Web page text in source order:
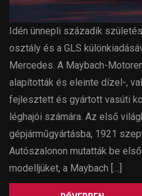
Idén ünnepli századik
osztály és a GLS
Mercedes. A Maybach-
alapították és eleinte dízel-,
fejlesztett és gyártott vasúti
léghajói számára. Az első
gépjárműgyártásba, 1921
Autószalonon mutatták be
modelljüket, a Maybach […]